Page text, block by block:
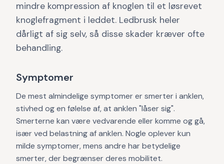
mindre kompression af knoglen til et løsrevet
knoglefragment i leddet. Ledbrusk heler
dårligt af sig selv, så disse skader kræver ofte
behandling.
Symptomer
De mest almindelige symptomer er smerter i anklen,
stivhed og en følelse af, at anklen "låser sig".
Smerterne kan være vedvarende eller komme og gå,
især ved belastning af anklen. Nogle oplever kun
milde symptomer, mens andre har betydelige
smerter, der begrænser deres mobilitet.